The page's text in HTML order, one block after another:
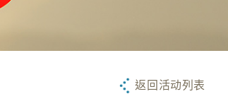
返回活动列表